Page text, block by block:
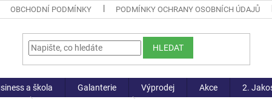
OBCHODNÍ PODMÍNKY PODMÍNKY OCHRANY OSOBNÍCH ÚDAJŮ
HLEDAT
a škola Galanterie Výprodej Akce 2.